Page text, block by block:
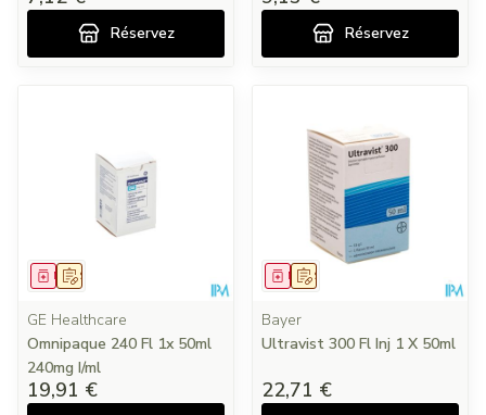
Réservez Réservez
Sur prescription
Médicament
GE Healthcare
Omnipaque 240 Fl 1x 50ml
240mg I/ml
19,91 €
Sur prescription
Médicament
Bayer
Ultravist 300 Fl Inj 1 X 50ml
22,71 €